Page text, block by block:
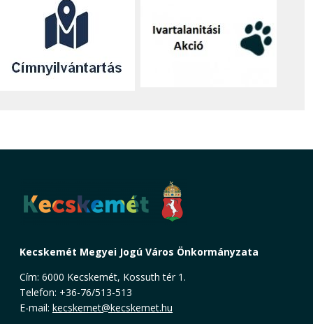
Kecskemét Megyei Jogú Város Önkormányzata
Cím: 6000 Kecskemét, Kossuth tér 1.
Telefon: +36-76/513-513
E-mail: kecskemet@kecskemet.hu